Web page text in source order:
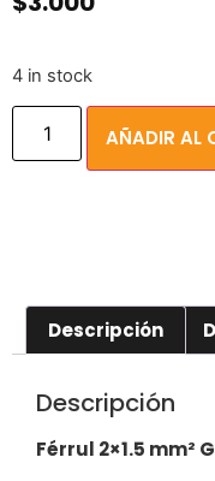
4 in stock
AÑADIR AL
Descripción
Descripción
Férrul 2×1.5 mm²